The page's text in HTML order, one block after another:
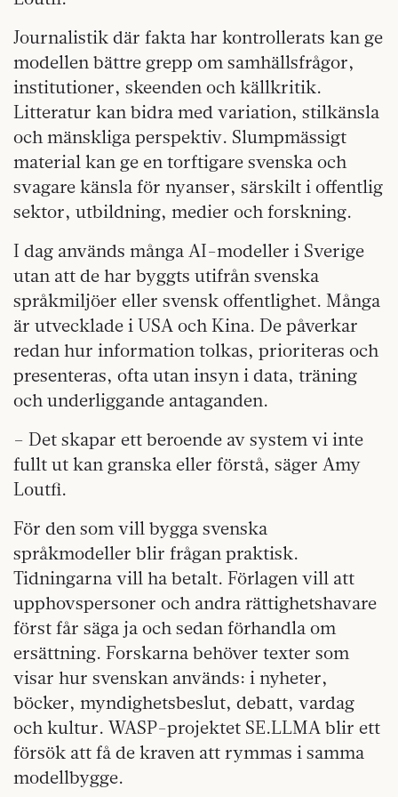
Journalistik där fakta har kontrollerats kan ge
modellen bättre grepp om samhällsfrågor,
institutioner, skeenden och källkritik.
Litteratur kan bidra med variation, stilkänsla
och mänskliga perspektiv. Slumpmässigt
material kan ge en torftigare svenska och
svagare känsla för nyanser, särskilt i offentlig
sektor, utbildning, medier och forskning.
I dag används många AI-modeller i Sverige
utan att de har byggts utifrån svenska
språkmiljöer eller svensk offentlighet. Många
är utvecklade i USA och Kina. De påverkar
redan hur information tolkas, prioriteras och
presenteras, ofta utan insyn i data, träning
och underliggande antaganden.
– Det skapar ett beroende av system vi inte
fullt ut kan granska eller förstå, säger Amy
Loutfi.
För den som vill bygga svenska
språkmodeller blir frågan praktisk.
Tidningarna vill ha betalt. Förlagen vill att
upphovspersoner och andra rättighetshavare
först får säga ja och sedan förhandla om
ersättning. Forskarna behöver texter som
visar hur svenskan används: i nyheter,
böcker, myndighetsbeslut, debatt, vardag
och kultur. WASP-projektet SE.LLMA blir ett
försök att få de kraven att rymmas i samma
modellbygge.